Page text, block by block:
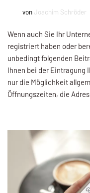
von Joachim Schröder
Wenn auch Sie Ihr
registriert haben oder
unbedingt folgenden
Ihnen bei der Eintragung
nur die Möglichkeit
Öffnungszeiten, die